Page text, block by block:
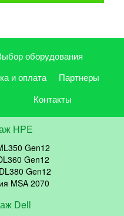
оборудования
и оплата
Партнеры
Контакты
HPE
Gen12
Gen12
Gen12
MSA 2070
Dell